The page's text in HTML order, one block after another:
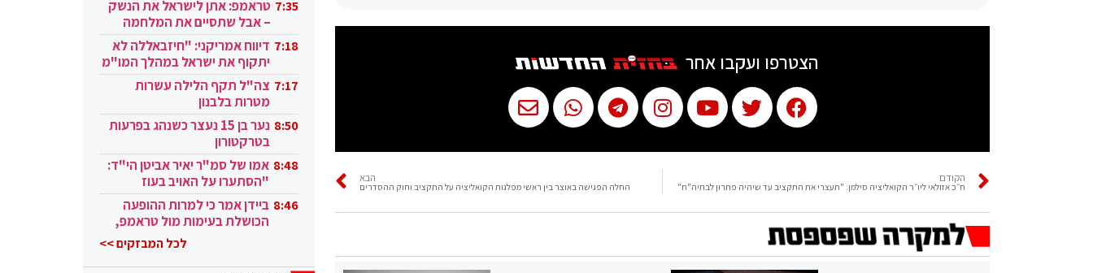
הצטרפו ועקבו אחר
הקודם
ח״כ אזולאי ליו״ר הקואליציה סילמן: "תעצרי את התקציב עד שיהיה פתרון לבתיה"ח"
הבא
החלה הפגישה באוצר בין ראשי מפלגות הקואליציה על התקציב וחוק ההסדרים
7:35 טראמפ: אתן לישראל את הנשק
– אבל שתסיים את המלחמה
בעזה 7:18 דיווח אמריקני: "חיזבאללה לא
יתקוף את ישראל במהלך המו"מ
בקטאר" 7:17 צה"ל תקף הלילה עשרות
מטרות בלבנון
8:50
נער בן 15 נעצר כשנהג בפרעות
בטרקטורון
8:48 אמו של סמ"ר יאיר אביטן הי"ד:
"הסתערו על האויב בעוז
ובגבורה" 8:46 ביידן אמר כי למרות ההופעה
הכושלת בעימות מול טראמפ,
לכל המבזקים >>